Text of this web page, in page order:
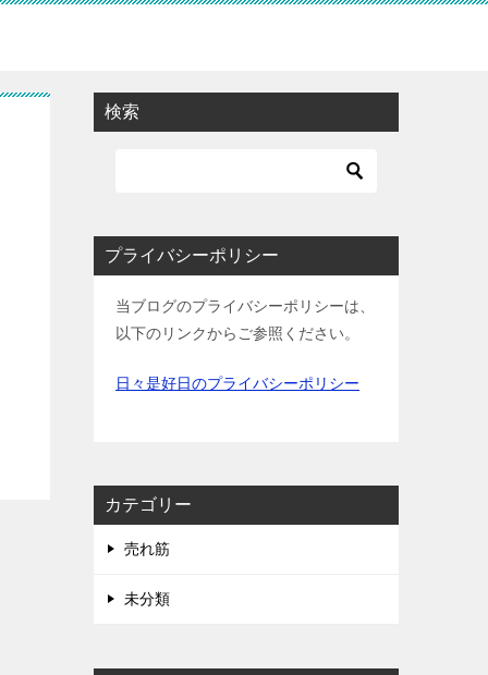
検索
プライバシーポリシー
当ブログのプライバシーポリシーは、
以下のリンクからご参照ください。
日々是好日のプライバシーポリシー
カテゴリー
売れ筋
未分類